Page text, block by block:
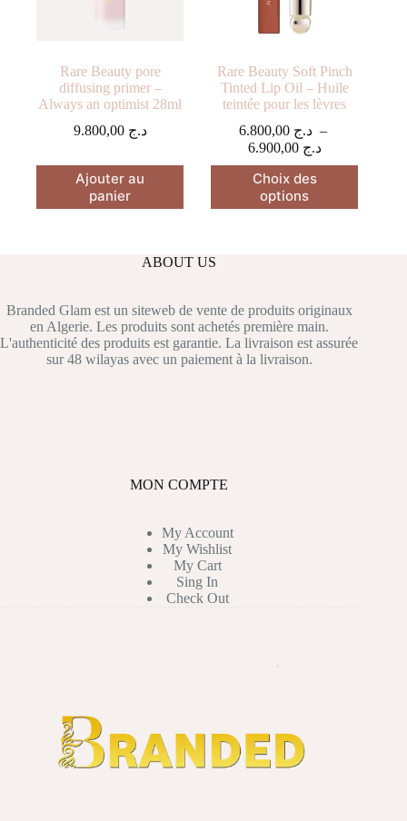
Rare Beauty pore
diffusing primer –
Always an optimist 28ml
د.ج 9.800,00
Ajouter au
panier
Rare Beauty Soft Pinch
Tinted Lip Oil – Huile
teintée pour les lèvres
د.ج 6.800,00
–
د.ج 6.900,00
Plage
de
à
Choix des
options
Ce
produit
a
être
choisies
sur
la
page
ABOUT US
Branded Glam est un siteweb de vente de produits originaux
en Algerie. Les produits sont achetés première main.
L'authenticité des produits est garantie. La livraison est assurée
sur 48 wilayas avec un paiement à la livraison.
MON COMPTE
My Account
My Wishlist
My Cart
Sing In
Check Out